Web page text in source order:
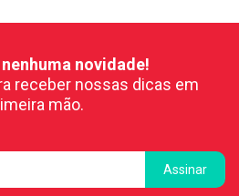
novidade!
receber nossas dicas em
mão.